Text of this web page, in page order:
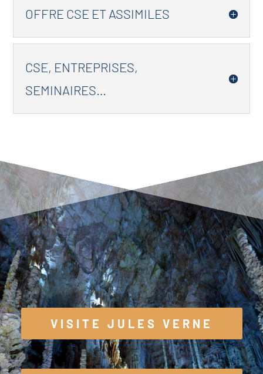
OFFRE CSE ET ASSIMILES
CSE, ENTREPRISES,
SEMINAIRES…
VISITE JULES VERNE